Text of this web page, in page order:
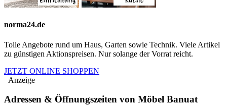
norma24.de
Tolle Angebote rund um Haus, Garten sowie Technik. Viele Artikel
zu günstigen Aktionspreisen. Nur solange der Vorrat reicht.
JETZT ONLINE SHOPPEN
Anzeige
Adressen & Öffnungszeiten von Möbel Banuat